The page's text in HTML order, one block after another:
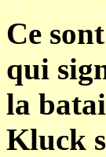
Ce
qui
la
Kluck